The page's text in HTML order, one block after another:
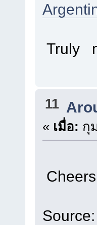
Truly
11
« เมื่อ: กุ
Source: